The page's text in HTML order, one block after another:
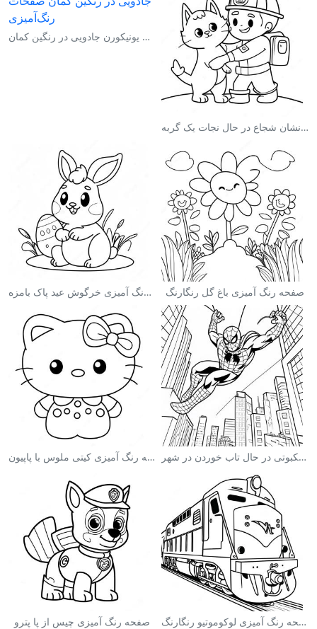
صفحه رنگ آمیزی یونیکورن جادویی در رنگین کمان
صفحه رنگ آمیزی آتش‌نشان شجاع در حال نجات یک گربه
صفحه رنگ آمیزی خرگوش عید پاک بامزه صفحه رنگ آمیزی باغ گل رنگارنگ
صفحه رنگ آمیزی کیتی ملوس با پاپیون صفحه رنگ آمیزی مرد عنکبوتی در حال تاب خوردن در شهر
صفحه رنگ آمیزی چیس از پا پترو صفحه رنگ آمیزی لوکوموتیو رنگارنگ